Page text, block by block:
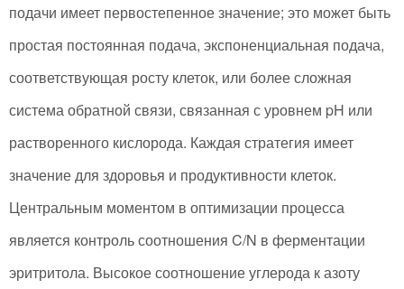
подачи имеет первостепенное значение; это может быть
простая постоянная подача, экспоненциальная подача,
соответствующая росту клеток, или более сложная
система обратной связи, связанная с уровнем pH или
растворенного кислорода. Каждая стратегия имеет
значение для здоровья и продуктивности клеток.
Центральным моментом в оптимизации процесса
является контроль соотношения C/N в ферментации
эритритола. Высокое соотношение углерода к азоту